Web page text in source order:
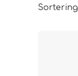
Sortering